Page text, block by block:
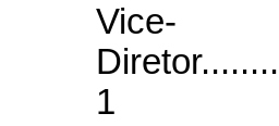
Vice-
1